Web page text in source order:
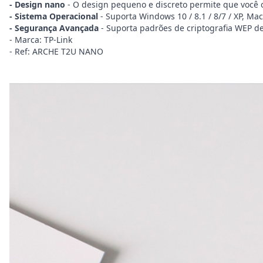
- Design nano - O design pequeno e discreto permite que você
- Sistema Operacional - Suporta Windows 10 / 8.1 / 8/7 / XP,
- Segurança Avançada - Suporta padrões de criptografia WEP de
- Marca: TP-Link
- Ref: ARCHE T2U NANO